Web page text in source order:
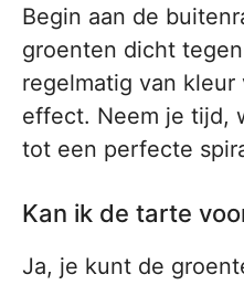
Begin aan de
groenten dicht
regelmatig van
effect. Neem je tijd,
tot een perfecte
Kan ik de tarte
Ja, je kunt de